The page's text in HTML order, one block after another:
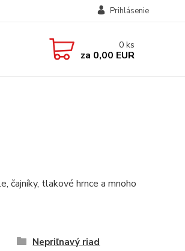
Prihlásenie
0 ks
za 0,00 EUR
čajníky, tlakové hrnce a mnoho
Nepriľnavý riad